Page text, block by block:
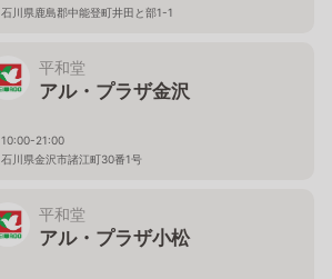
石川県鹿島郡中能登町井田と部1-1
平和堂
アル・プラザ金沢
10:00-21:00
石川県金沢市諸江町30番1号
平和堂
アル・プラザ小松